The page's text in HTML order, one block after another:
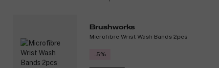
Brushworks
Microfibre Wrist Wash Bands 2pcs
-5%